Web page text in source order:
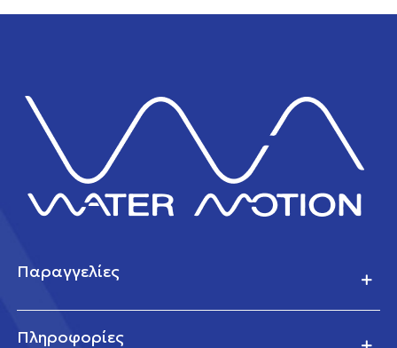
Παραγγελίες
Πληροφορίες